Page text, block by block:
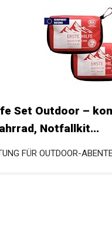
Set Outdoor –
Notfallkit...
FÜR OUTDOOR-